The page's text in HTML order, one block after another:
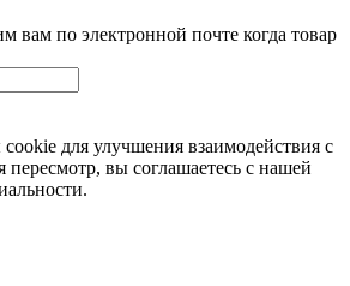
вам по электронной почте когда товар
для улучшения взаимодействия с
вы соглашаетесь с нашей